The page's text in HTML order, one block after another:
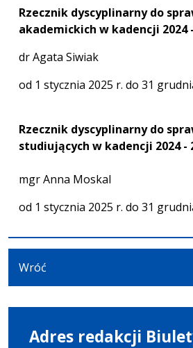
Rzecznik dyscyplinarny do
akademickich w kadencji 2024
dr Agata Siwiak
od 1 stycznia 2025 r. do 31
Rzecznik dyscyplinarny do
studiujących w kadencji 2024 -
mgr Anna Moskal
od 1 stycznia 2025 r. do 31
Wróć
Adres redakcji